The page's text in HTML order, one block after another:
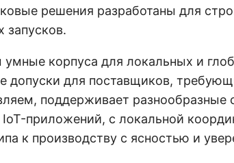
решения разработаны для
запусков.
корпуса для локальных и
допуски для поставщиков,
поддерживает разнообразные
приложений, с локальной
к производству с ясностью и